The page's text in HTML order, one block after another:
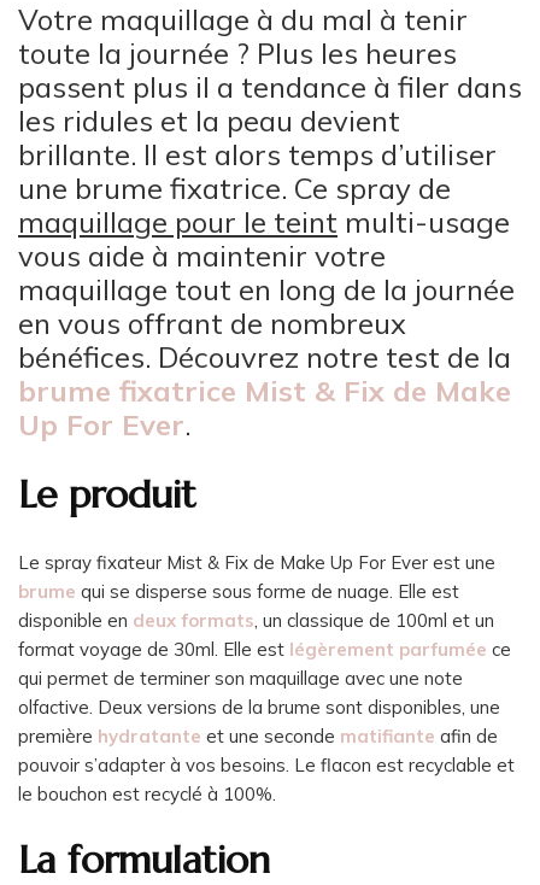
Votre maquillage à du mal à tenir
toute la journée ? Plus les heures
passent plus il a tendance à filer dans
les ridules et la peau devient
brillante. Il est alors temps d’utiliser
une brume fixatrice. Ce spray de
maquillage pour le teint multi-usage
vous aide à maintenir votre
maquillage tout en long de la journée
en vous offrant de nombreux
bénéfices. Découvrez notre test de la
brume fixatrice Mist & Fix de Make
Up For Ever.
Le produit
Le spray fixateur Mist & Fix de Make Up For Ever est une
brume qui se disperse sous forme de nuage. Elle est
disponible en deux formats, un classique de 100ml et un
format voyage de 30ml. Elle est légèrement parfumée ce
qui permet de terminer son maquillage avec une note
olfactive. Deux versions de la brume sont disponibles, une
première hydratante et une seconde matifiante afin de
pouvoir s’adapter à vos besoins. Le flacon est recyclable et
le bouchon est recyclé à 100%.
La formulation